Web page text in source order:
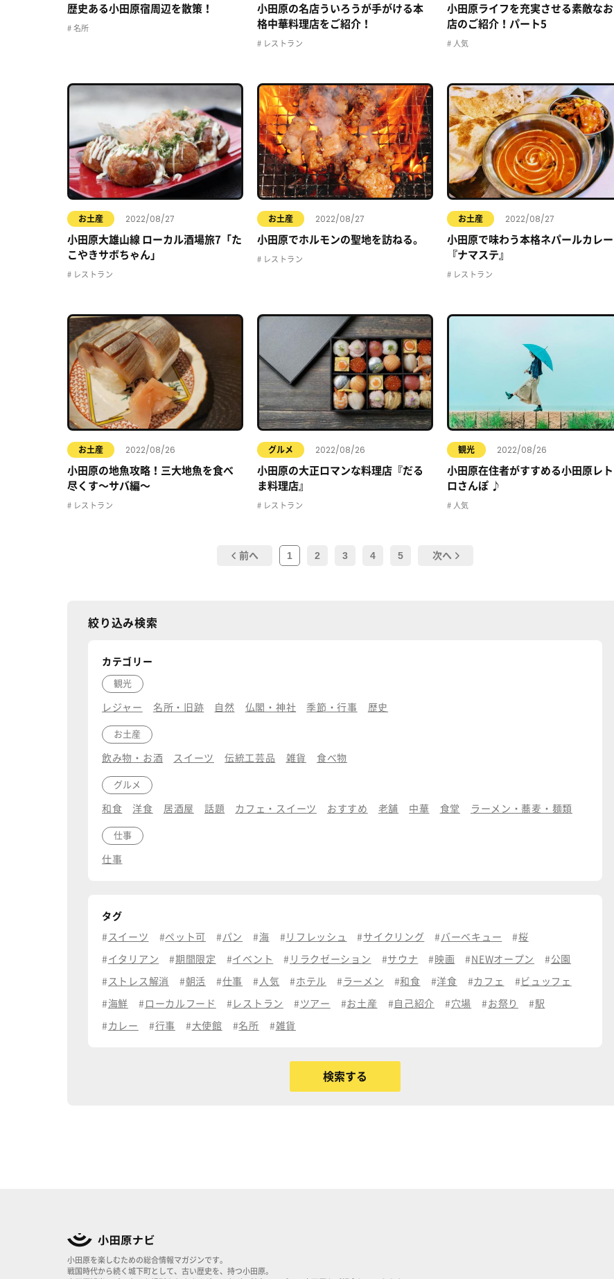
歴史ある小田原宿周辺を散策！
名所
小田原の名店ういろうが手がける本
格中華料理店をご紹介！
レストラン
小田原ライフを充実させる素敵なお
店のご紹介！パート5
人気
お土産 2022/08/27
小田原大雄山線 ローカル酒場旅7「た
こやきサボちゃん」
レストラン
お土産 2022/08/27
小田原でホルモンの聖地を訪ねる。
レストラン
お土産 2022/08/27
小田原で味わう本格ネパールカレー
『ナマステ』
レストラン
お土産 2022/08/26
小田原の地魚攻略！三大地魚を食べ
尽くす〜サバ編〜
レストラン
グルメ 2022/08/26
小田原の大正ロマンな料理店『だる
ま料理店』
レストラン
観光 2022/08/26
小田原在住者がすすめる小田原レト
ロさんぽ ♪
人気
前へ 1 2 3 4 5 次へ
絞り込み検索
カテゴリー
観光
レジャー 名所・旧跡 自然 仏閣・神社 季節・行事 歴史
お土産
飲み物・お酒 スイーツ 伝統工芸品 雑貨 食べ物
グルメ
和食 洋食 居酒屋 話題 カフェ・スイーツ おすすめ 老舗 中華 食堂 ラーメン・蕎麦・麺類
仕事
仕事
タグ
スイーツ ペット可 パン 海 リフレッシュ サイクリング バーベキュー 桜
イタリアン 期間限定 イベント リラクゼーション サウナ 映画 NEWオープン 公園
ストレス解消 朝活 仕事 人気 ホテル ラーメン 和食 洋食 カフェ ビュッフェ
海鮮 ローカルフード レストラン ツアー お土産 自己紹介 穴場 お祭り 駅
カレー 行事 大使館 名所 雑貨
小田原を楽しむための総合情報マガジンです。
戦国時代から続く城下町として、古い歴史を、持つ小田原。